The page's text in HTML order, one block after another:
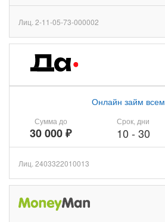
Лиц. 2-11-05-73-000002
Сумма до
30 000 ₽
Онлайн займ всем
Срок, дни
10 - 30
Лиц. 2403322010013